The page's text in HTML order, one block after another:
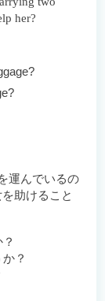
her?
運んでいるの
助けること
？